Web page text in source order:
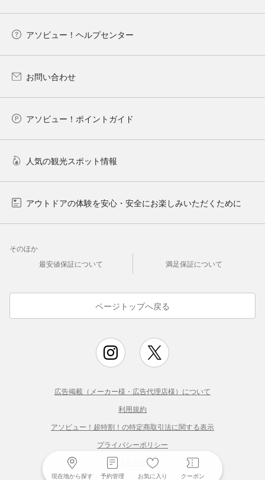
現在地から探す 予約管理 お気に入り クーポン
アソビュー！ヘルプセンター
お問い合わせ
アソビュー！ポイントガイド
人気の観光スポット情報
アウトドアの体験を安心・安全にお楽しみいただくために
そのほか
最安値保証について
満足保証について
ページトップへ戻る
広告掲載（メーカー様・広告代理店様）について
利用規約
アソビュー！超特割！の特定商取引法に関する表示
プライバシーポリシー